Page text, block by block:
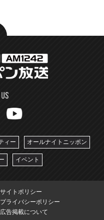
ィー オールナイトニッポン
イベント
サイトポリシー
プライバシーポリシー
広告掲載について